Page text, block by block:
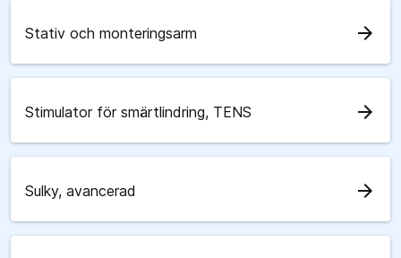
Stativ och monteringsarm arrow_forward
Stimulator för smärtlindring, TENS arrow_forward
Sulky, avancerad arrow_forward